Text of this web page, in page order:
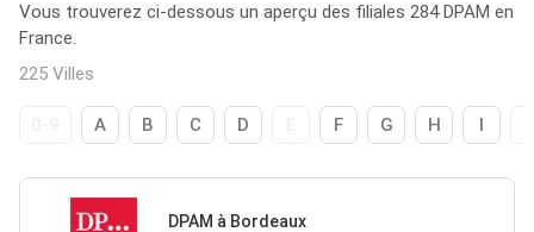
Vous trouverez ci-dessous un aperçu des filiales 284 DPAM en
France.
225 Villes
A B C D F G H I
DPAM à Bordeaux